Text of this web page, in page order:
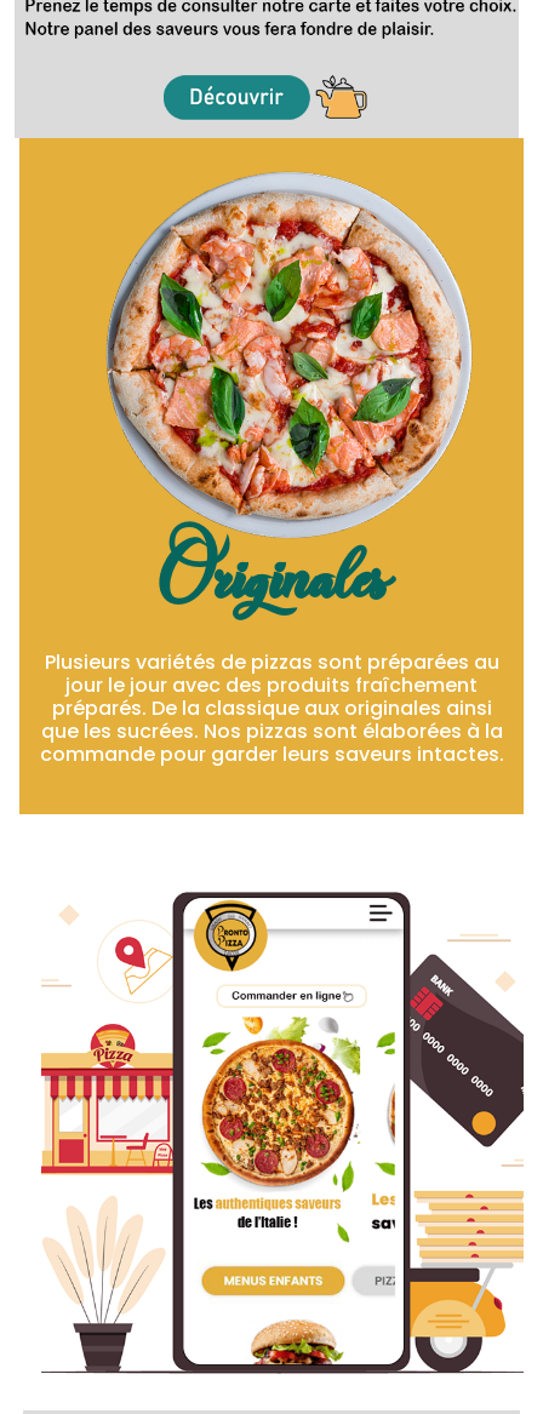
Originales
Plusieurs variétés de pizzas sont préparées au
jour le jour avec des produits fraîchement
préparés. De la classique aux originales ainsi
que les sucrées. Nos pizzas sont élaborées à la
commande pour garder leurs saveurs intactes.